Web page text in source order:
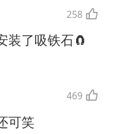
258
装了吸铁石🧲
469
可笑